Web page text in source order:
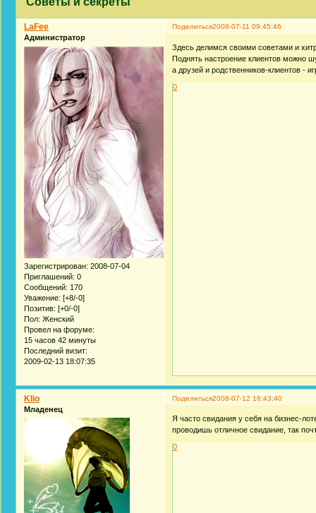
Поделиться2008-07-11 09:45:46
LaFee
Администратор
Зарегистрирован: 2008-07-04
Приглашений: 0
Сообщений: 170
Уважение: [+8/-0]
Позитив: [+0/-0]
Пол: Женский
Провел на форуме:
15 часов 42 минуты
Последний визит:
2009-02-13 18:07:35
Здесь делимся своими советами и
Поднять настроение клиентов можно
а друзей и родственников-клиентов -
0
Поделиться2008-07-12 16:43:40
Klio
Младенец
Я часто свидания у себя на бизнес-
проводишь отличное свидание, так
0